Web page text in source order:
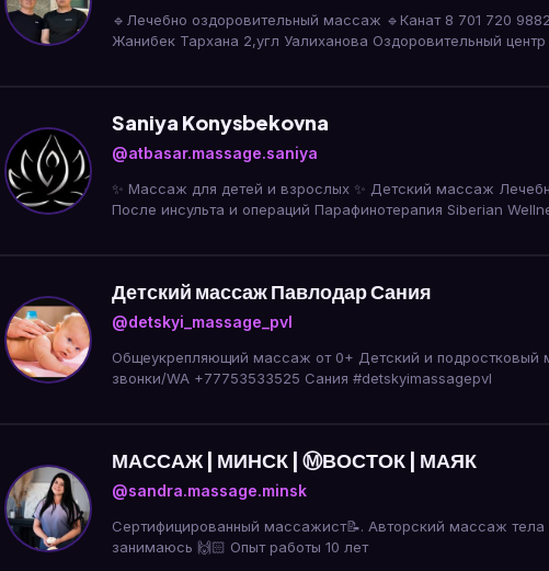
🔹Лечебно оздоровительный массаж 🔹Канат 8 701 720 9882 🔹Нурсултан 8 757 904 2257 🔹Адрес:
Жанибек Тархана 2,угл Уалиханова Оздоровительный центр
Saniya Konysbekovna
@atbasar.massage.saniya
✨ Массаж для детей и взрослых ✨ Детский массаж Лечебный
После инсульта и операций Парафинотерапия Siberian
Детский массаж Павлодар Сания
@detskyi_massage_pvl
Общеукрепляющий массаж от 0+ Детский и подростковый массаж. Дренажный массаж
звонки/WA +77753533525 Сания #detskyimassagepvl
МАССАЖ | МИНСК | Ⓜ️ВОСТОК | МАЯК
@sandra.massage.minsk
Сертифицированный массажист📝. Авторский массаж тела и лица
занимаюсь 🙌🏻 Опыт работы 10 лет